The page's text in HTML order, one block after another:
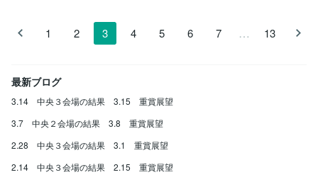
1 2 3 4 5 6 7 … 13
最新ブログ
3.14 中央３会場の結果 3.15 重賞展望
3.7 中央２会場の結果 3.8 重賞展望
2.28 中央３会場の結果 3.1 重賞展望
2.14 中央３会場の結果 2.15 重賞展望